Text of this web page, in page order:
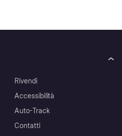
Rivendi
Accessibilità
Auto-Track
Contatti